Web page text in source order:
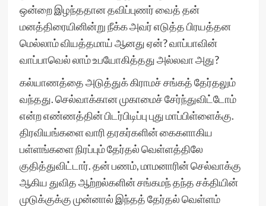
ஒன்றை இழந்ததான தவிப்புணர் வைத் தன்
மனத்திரையினின்று நீக்க அவர் எடுத்த பிரயத்தன
மெல்லாம் வியத்தமாய் ஆனது ஏன்? வாப்பாவின்
வாப்பாவெல் லாம் உபயோகித்தது அல்லவா அது?
கல்யாணத்தை அடுத்துக் கிராமச் சங்கத் தேர்தலும்
வந்தது. செல்வாக்கான முகாமைச் சேர்ந்துவிட்டோம்
என்ற எண்ணத்தின் பிடர்பிடிப்பு புது மாப்பிள்ளைக்கு.
திரவியங்களை வாரி தரகர்களின் கைகளாகிய
பள்ளங்களை நிரப்பும் தேர்தல் வெள்ளத்திலே
குதித்துவிட்டார். தன் பணம், மாமனாரின் செல்வாக்கு
ஆகிய துவித ஆற்றல்களின் சங்கமந் தந்த சக்தியின்
முடுக்குக்கு முன்னால் இந்தத் தேர்தல் வெள்ளம்